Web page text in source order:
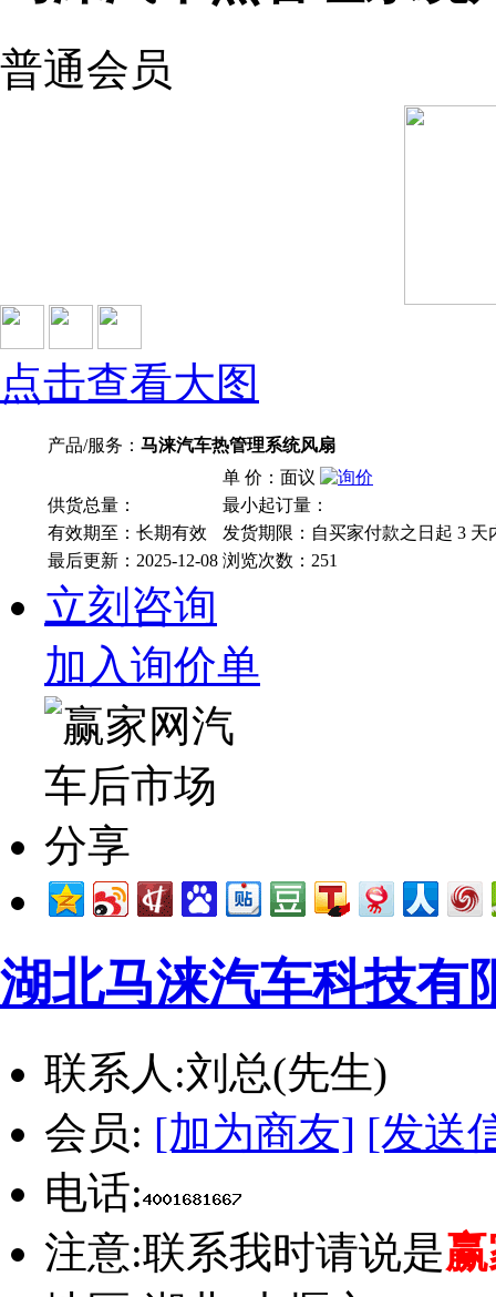
普通会员
点击查看大图
产品/服务： 马涞汽车热管理系统风扇
单 价：面议
供货总量：
最小起订量：
有效期至：长期有效
发货期限：自买家付款之日起 3 天
最后更新：2025-12-08 浏览次数： 251
立刻咨询
加入询价单
湖北马涞汽车科技有
联系人:刘总(先生)
会员: [加为商友] [发送
电话:
注意:联系我时请说是